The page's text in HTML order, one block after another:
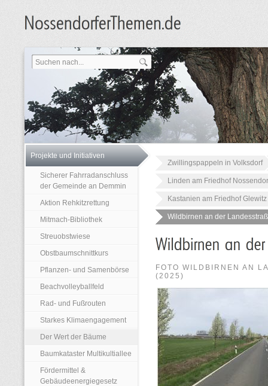
Projekte und Initiativen
Sicherer Fahrradanschluss
der Gemeinde an Demmin
Aktion Rehkitzrettung
Mitmach-Bibliothek
Streuobstwiese
Obstbaumschnittkurs
Pflanzen- und Samenbörse
Beachvolleyballfeld
Rad- und Fußrouten
Starkes Klimaengagement
Der Wert der Bäume
Baumkataster Multikultiallee
Fördermittel &
Gebäudeenergiegesetz
Zwillingspappeln in Volksdorf
Linden am Friedhof
Kastanien am Friedhof Glewitz
Wildbirnen an der
FOTO WILDBIRNEN AN
2025)